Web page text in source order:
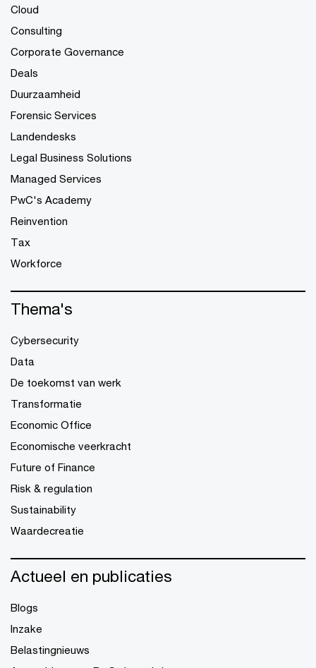
Cloud
Consulting
Corporate Governance
Deals
Duurzaamheid
Forensic Services
Landendesks
Legal Business Solutions
Managed Services
PwC's Academy
Reinvention
Tax
Workforce
Thema's
Cybersecurity
Data
De toekomst van werk
Transformatie
Economic Office
Economische veerkracht
Future of Finance
Risk & regulation
Sustainability
Waardecreatie
Actueel en publicaties
Blogs
Inzake
Belastingnieuws